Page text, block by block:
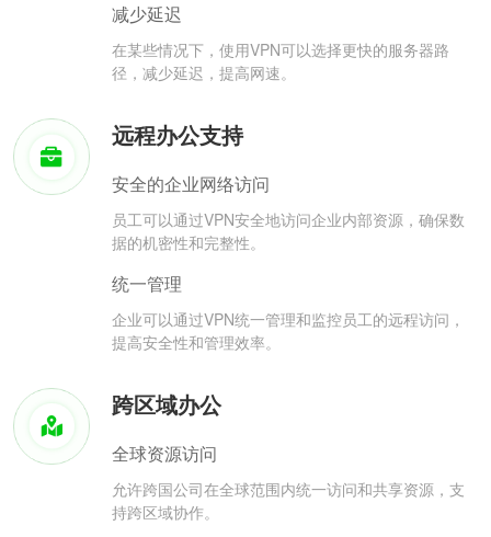
减少延迟
在某些情况下，使用VPN可以选择更快的服务器路
径，减少延迟，提高网速。
远程办公支持
安全的企业网络访问
员工可以通过VPN安全地访问企业内部资源，确保数
据的机密性和完整性。
统一管理
企业可以通过VPN统一管理和监控员工的远程访问，
提高安全性和管理效率。
跨区域办公
全球资源访问
允许跨国公司在全球范围内统一访问和共享资源，支
持跨区域协作。